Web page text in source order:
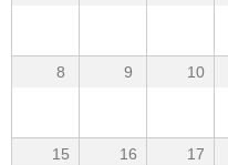
8 9 10
15 16 17